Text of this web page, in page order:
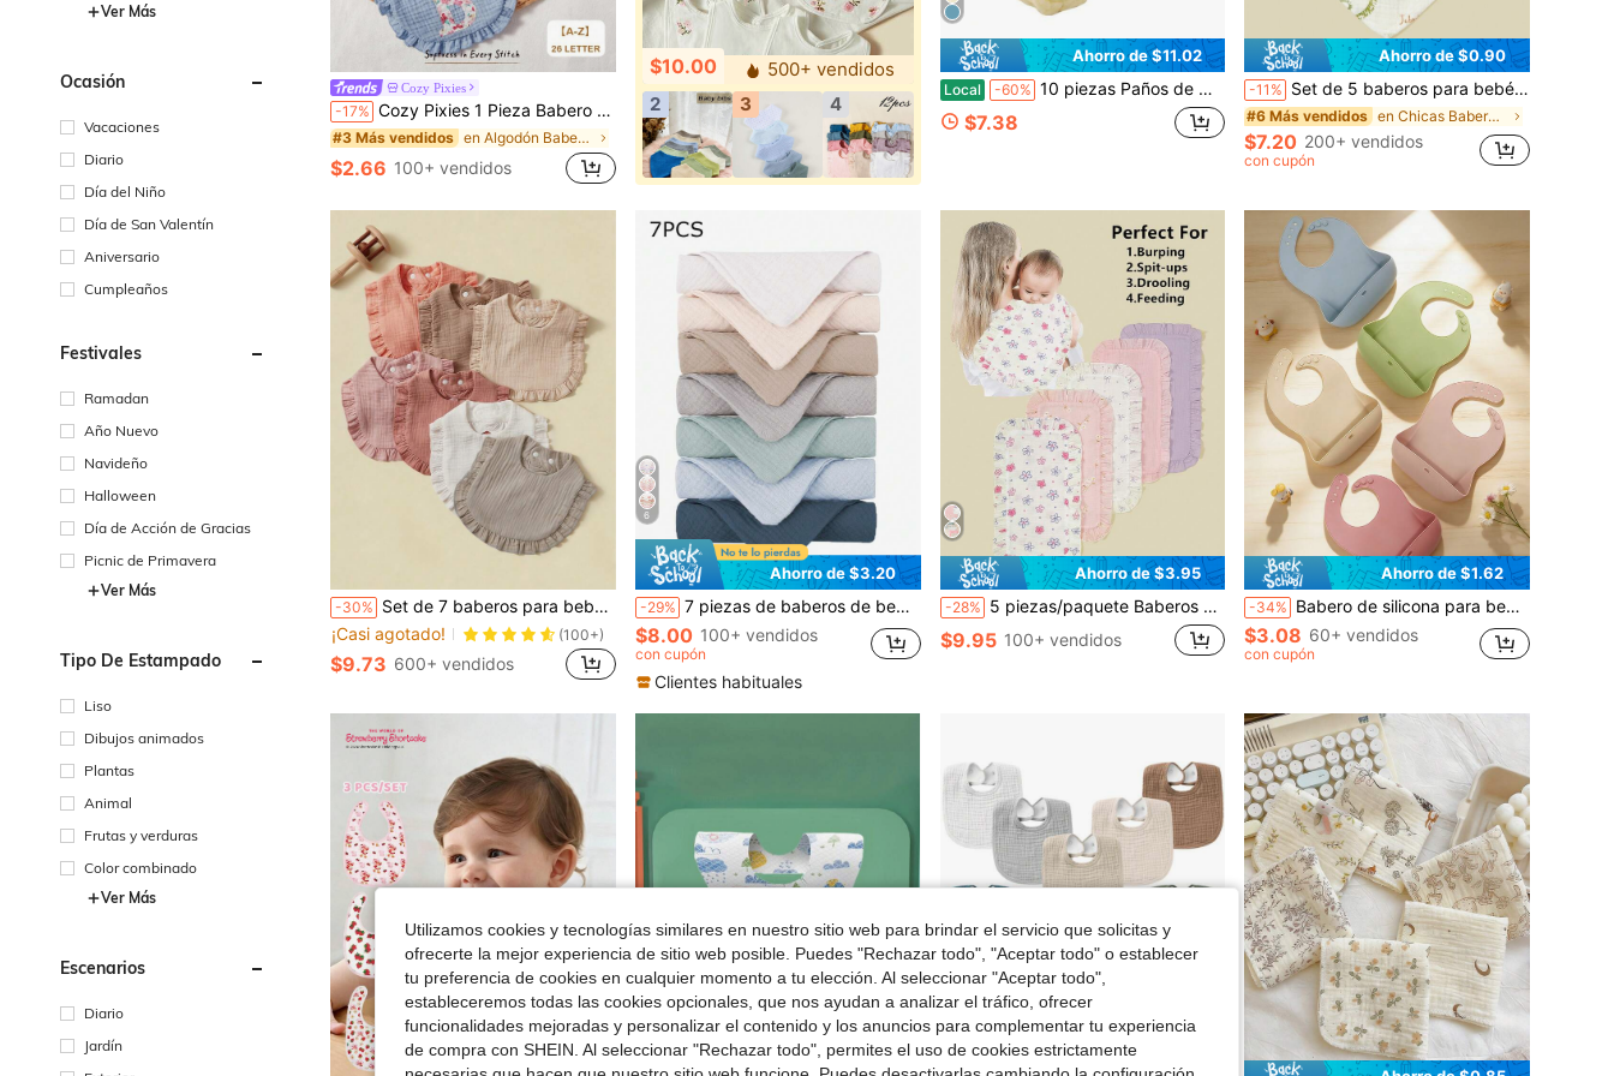
Ver Más
Ocasión
Vacaciones
Diario
Día del Niño
Día de San Valentín
Aniversario
Cumpleaños
Festivales
Ramadan
Año Nuevo
Navideño
Halloween
Día de Acción de Gracias
Picnic de Primavera
Ver Más
Tipo De Estampado
Liso
Dibujos animados
Plantas
Animal
Frutas y verduras
Color combinado
Ver Más
Escenarios
Diario
Jardín
Cozy Pixies
-17% Cozy Pixies 1 Pieza Babero Bordado con 26 Letras [A-Z] con Borde de Volantes, Toalla para Saliva, Babero para Recién Nacido para Leche, Bolsillo para Comidas de Bebé Multicolor Opcional, Toalla para Saliva de Silla de Comedor para Niños
#3 Más vendidos en Algodón Baberos y paños para eructar para bebés
$2.66 100+ vendidos
$10.00
500+ vendidos
2
3 4
Ahorro de $11.02
Local -60% 10 piezas Paños de muselina - Paños suaves para el rostro para recién nacidos, toallas de baño absorbentes para el rostro, toallitas, paños de eructo
$7.38
Ahorro de $0.90
-11% Set de 5 baberos para bebé, baberos de muselina de algodón suave con estampados florales y de animales para niños y niñas
#6 Más vendidos en Chicas Baberos y paños para eructar para bebés
$7.20 200+ vendidos
con cupón
-30% Set de 7 baberos para bebé con ribete de encaje, de tela de algodón suave, en tonos sólidos de rosa, regalo para bebé.
#8 Más vendidos en Chicas Baberos y paños para eructar para bebés
¡Casi agotado!
(100+)
#8 Más vendidos
en Chicas Baberos y paños para eructar para bebés
¡Casi agotado! (100+)
#8 Más vendidos en Chicas Baberos y paños para eructar para bebés
¡Casi agotado!
(100+)
#8 Más vendidos
en Chicas Baberos y paños para eructar para bebés
$9.73 600+ vendidos
6
Ahorro de $3.20
-29% 7 piezas de baberos de bebé 100% algodón suaves y cómodos, de unicolor, con estampados florales y de animales de dibujos animados, gasa de algodón para bebés, pañuelos para alimentación, esenciales para recién nacidos
$8.00 100+ vendidos
con cupón
Clientes habituales
Ahorro de $3.95
-28% 5 piezas/paquete Baberos y paños de algodón suaves y cómodos para bebé
$9.95 100+ vendidos
Ahorro de $1.62
-34% Babero de silicona para bebé, unisex, ajustable con bolsillo grande, diseño de botón a presión, fácil de llevar
$3.08 60+ vendidos
con cupón
Utilizamos cookies y tecnologías similares en nuestro sitio web para brindar el servicio que solicitas y
ofrecerte la mejor experiencia de sitio web posible. Puedes "Rechazar todo", "Aceptar todo" o establecer
tu preferencia de cookies en cualquier momento a tu elección. Al seleccionar "Aceptar todo",
estableceremos todas las cookies opcionales, que nos ayudan a analizar el tráfico, ofrecer
funcionalidades mejoradas y personalizar el contenido y los anuncios para complementar tu experiencia
de compra con SHEIN. Al seleccionar "Rechazar todo", permites el uso de cookies estrictamente